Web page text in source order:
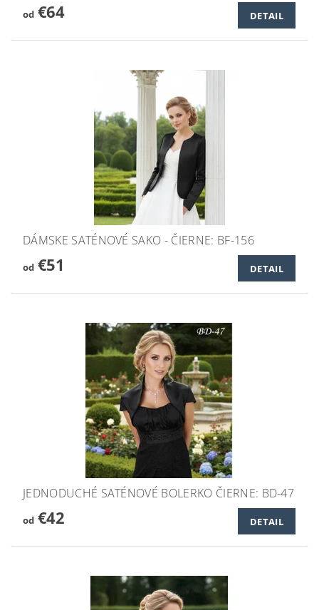
od€64 DETAIL
DÁMSKE SATÉNOVÉ SAKO - ČIERNE: BF-156
od€51 DETAIL
JEDNODUCHÉ SATÉNOVÉ BOLERKO ČIERNE: BD-47
od€42 DETAIL